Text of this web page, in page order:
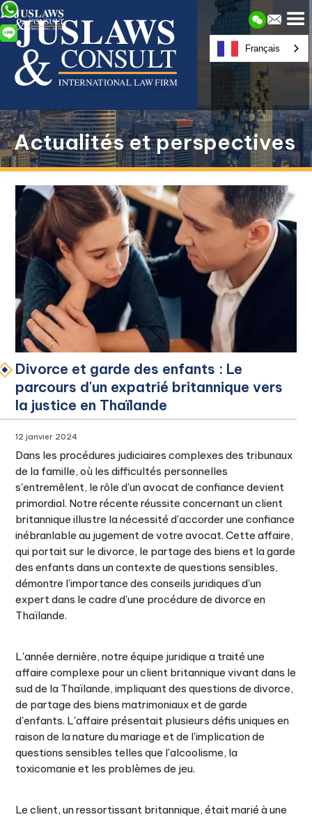
Actualités et perspectives
Divorce et garde des enfants : Le
parcours d'un expatrié britannique vers
la justice en Thaïlande
12 janvier 2024
Dans les procédures judiciaires complexes des tribunaux
de la famille, où les difficultés personnelles
s'entremêlent, le rôle d'un avocat de confiance devient
primordial. Notre récente réussite concernant un client
britannique illustre la nécessité d'accorder une confiance
inébranlable au jugement de votre avocat. Cette affaire,
qui portait sur le divorce, le partage des biens et la garde
des enfants dans un contexte de questions sensibles,
démontre l'importance des conseils juridiques d'un
expert dans le cadre d'une procédure de divorce en
Thaïlande.
L'année dernière, notre équipe juridique a traité une
affaire complexe pour un client britannique vivant dans le
sud de la Thaïlande, impliquant des questions de divorce,
de partage des biens matrimoniaux et de garde
d'enfants. L'affaire présentait plusieurs défis uniques en
raison de la nature du mariage et de l'implication de
questions sensibles telles que l'alcoolisme, la
toxicomanie et les problèmes de jeu.
Le client, un ressortissant britannique, était marié à une
Français